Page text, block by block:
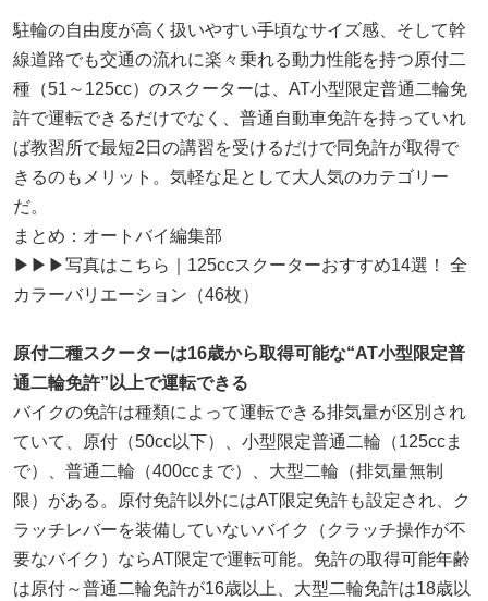
駐輪の自由度が高く扱いやすい手頃なサイズ感、そして幹
線道路でも交通の流れに楽々乗れる動力性能を持つ原付二
種（51～125cc）のスクーターは、AT小型限定普通二輪免
許で運転できるだけでなく、普通自動車免許を持っていれ
ば教習所で最短2日の講習を受けるだけで同免許が取得で
きるのもメリット。気軽な足として大人気のカテゴリー
だ。
まとめ：オートバイ編集部
▶▶▶写真はこちら｜125ccスクーターおすすめ14選！ 全
カラーバリエーション（46枚）
原付二種スクーターは16歳から取得可能な“AT小型限定普
通二輪免許”以上で運転できる
バイクの免許は種類によって運転できる排気量が区別され
ていて、原付（50cc以下）、小型限定普通二輪（125ccま
で）、普通二輪（400ccまで）、大型二輪（排気量無制
限）がある。原付免許以外にはAT限定免許も設定され、ク
ラッチレバーを装備していないバイク（クラッチ操作が不
要なバイク）ならAT限定で運転可能。免許の取得可能年齢
は原付～普通二輪免許が16歳以上、大型二輪免許は18歳以